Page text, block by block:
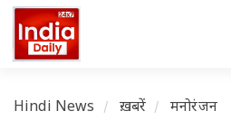
Hindi News ख़बरें मनोरंजन